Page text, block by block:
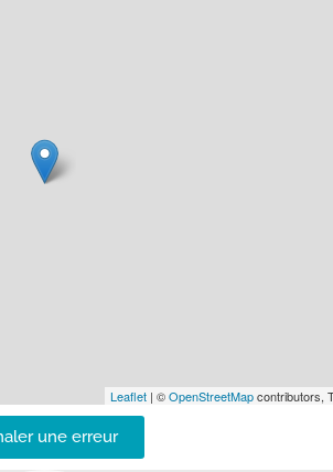
Leaflet | ©OpenStreetMapcontributors,
une erreur